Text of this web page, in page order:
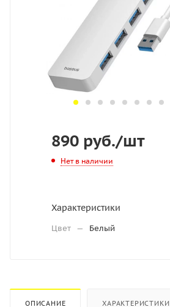
890 руб./шт
Нет в наличии
Характеристики
Цвет — Белый
ОПИСАНИЕ ХАРАКТЕРИСТИКИ